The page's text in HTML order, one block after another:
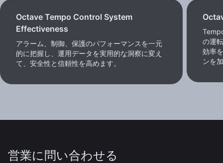
Octave Tempo Control System
Effectiveness
アラーム、制御、保護のパフォーマンスを一元
的に把握し、運用データを実用的な洞察に変え
て、安全性と信頼性を高めます。
の運
効率
ンを
営業に問い合わせる